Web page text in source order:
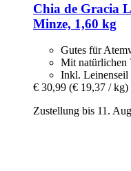
Chia de Gracia
Minze, 1,60 kg
Gutes für
Mit natürlichen
Inkl. Leinenseil
€ 30,99 (€ 19,37 / kg)
Zustellung bis 11.